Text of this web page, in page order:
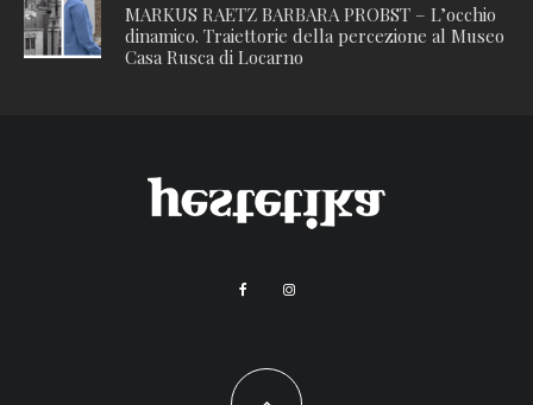
MARKUS RAETZ BARBARA PROBST – L’occhio
dinamico. Traiettorie della percezione al Museo
Casa Rusca di Locarno